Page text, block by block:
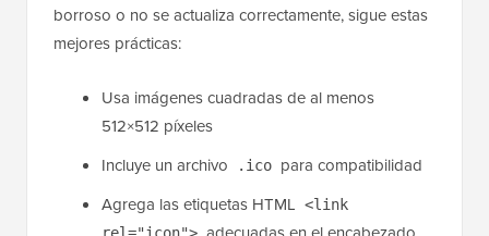
mi favicon se muestre correctamente en todos los
dispositivos?
Usar el formato y tamaño de favicon correctos ayuda
a asegurar que se muestre adecuadamente en todos
los dispositivos y navegadores. Si tu favicon se ve
borroso o no se actualiza correctamente, sigue estas
mejores prácticas: